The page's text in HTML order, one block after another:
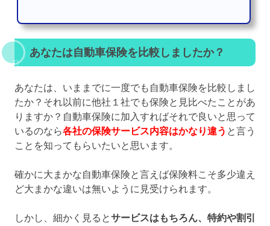
あなたは自動車保険を比較しましたか？
あなたは、いままでに一度でも自動車保険を比較しまし
たか？それ以前に他社１社でも保険と見比べたことがあ
りますか？自動車保険に加入すればそれで良いと思って
いるのなら各社の保険サービス内容はかなり違う と言う
ことを知ってもらいたいと思います。
確かに大まかな自動車保険と言えば保険料こそ多少違え
ど大まかな違いは無いように見受けられます。
しかし、細かく見るとサービスはもちろん、特約や割引